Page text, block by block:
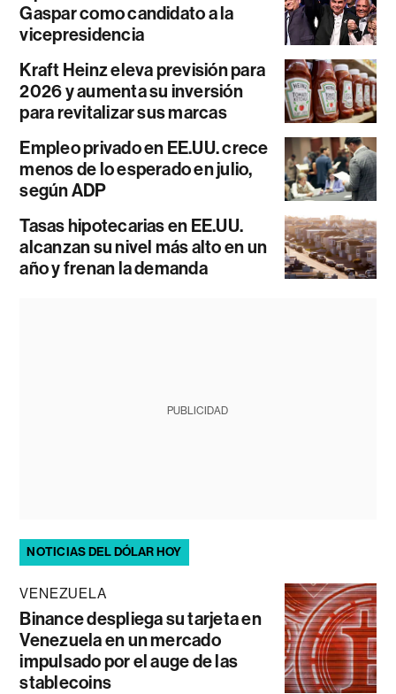
Gaspar como candidato a la
vicepresidencia
Kraft Heinz eleva previsión para
2026 y aumenta su inversión
para revitalizar sus marcas
Empleo privado en EE.UU. crece
menos de lo esperado en julio,
según ADP
Tasas hipotecarias en EE.UU.
alcanzan su nivel más alto en un
año y frenan la demanda
PUBLICIDAD
NOTICIAS DEL DÓLAR HOY
VENEZUELA
Binance despliega su tarjeta en
Venezuela en un mercado
impulsado por el auge de las
stablecoins